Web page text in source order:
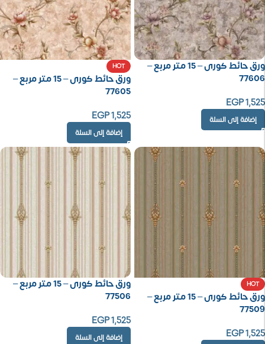
ورق حائط كورى – 15 متر مربع –
77606
EGP1,525
إضافة إلى السلة
HOT
ورق حائط كورى – 15 متر مربع –
77605
EGP1,525
إضافة إلى السلة
HOT
ورق حائط كورى – 15 متر مربع –
77509
EGP1,525
ورق حائط كورى – 15 متر مربع –
77506
EGP1,525
إضافة إلى السلة